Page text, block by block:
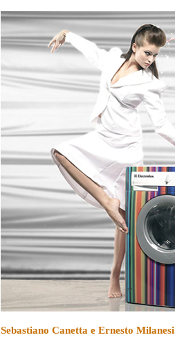
Sebastiano Canetta e Ernesto Milanesi